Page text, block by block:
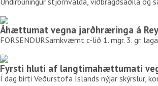
Áhættumat vegna jarðhræringa á
FORSENDURSamkvæmt c-lið 1. mgr. 3. gr.
Fyrsti hluti af langtímahættumati
Í dag birti Veðurstofa Íslands nýjar skýrslur,